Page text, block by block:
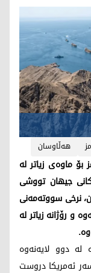
هەڵاوسان
ماوەی زیاتر لە
جیهان تووشی
نرخی سووتەمەنی
40% بەرزبووەتەوە و رۆژانە زیاتر لە
لە دوو لایەنەوە
ئەمریکا دروست